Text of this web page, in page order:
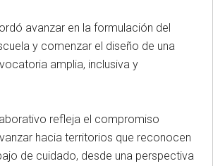
avanzar en la formulación del
y comenzar el diseño de una
amplia, inclusiva y
refleja el compromiso
hacia territorios que reconocen
de cuidado, desde una perspectiva